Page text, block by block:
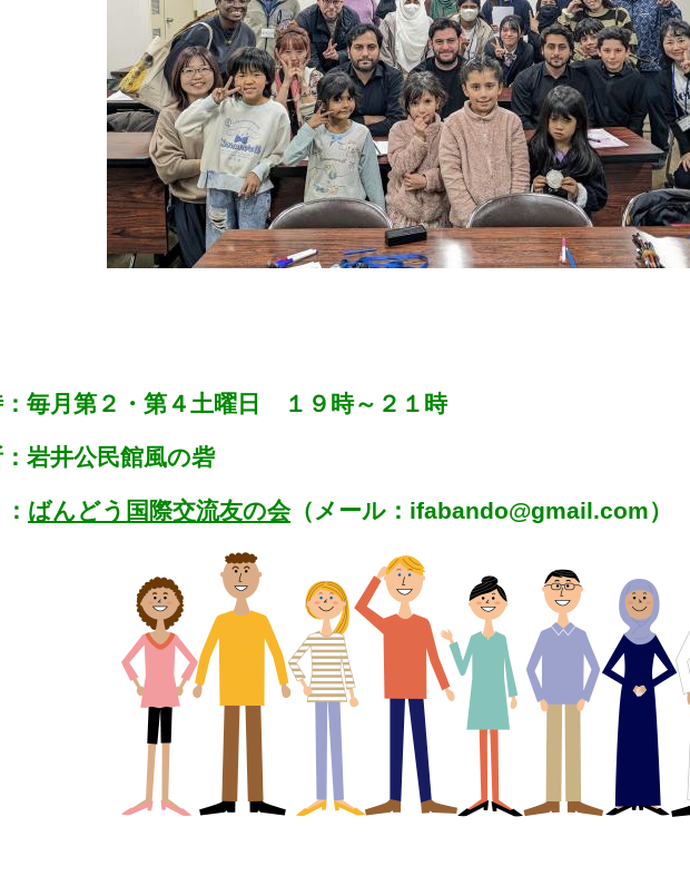
毎月第２・第４土曜日 １９時～２１時
岩井公民館風の砦
ばんどう国際交流友の会（メール：ifabando@gmail.com）